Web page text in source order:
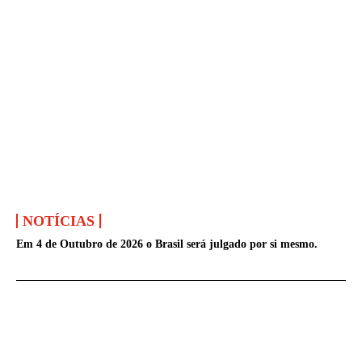
NOTÍCIAS
Em 4 de Outubro de 2026 o Brasil será julgado por si mesmo.